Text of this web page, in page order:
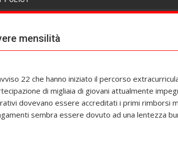
mensilità
22 che hanno iniziato il percorso
di migliaia di giovani attualmente
dovevano essere accreditati i primi rimborsi
sembra essere dovuto ad una lentezza